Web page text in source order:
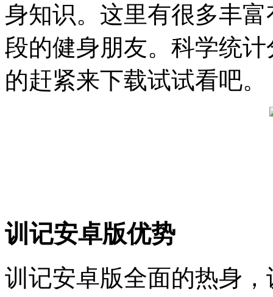
身知识。这里有很多丰
段的健身朋友。科学统
的赶紧来下载试试看吧。
训记安卓版优势
训记安卓版全面的热身